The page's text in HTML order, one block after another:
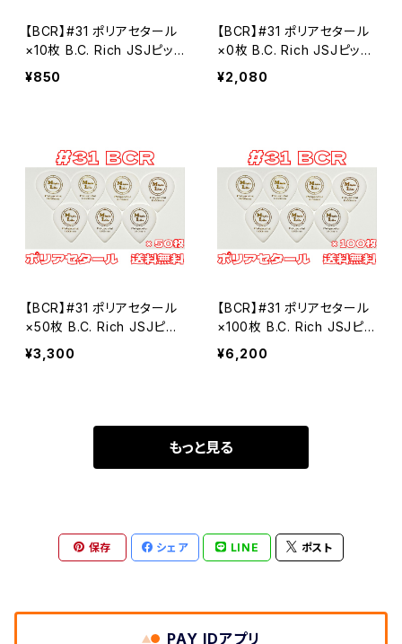
【BCR】#31 ポリアセタール
×10枚 B.C. Rich JSJピッ
クタイプ MLピック【送料込
¥850
【BCR】#31 ポリアセタール
×0枚 B.C. Rich JSJピック
タイプ MLピック【送料込
み】
¥2,080
【BCR】#31 ポリアセタール
×50枚 B.C. Rich JSJピッ
クタイプ MLピック【送料込
み】
¥3,300
【BCR】#31 ポリアセタール
×100枚 B.C. Rich JSJピッ
クタイプ MLピック【送料込
み】
¥6,200
もっと見る
保存 シェア LINE ポスト
PAY IDアプリ